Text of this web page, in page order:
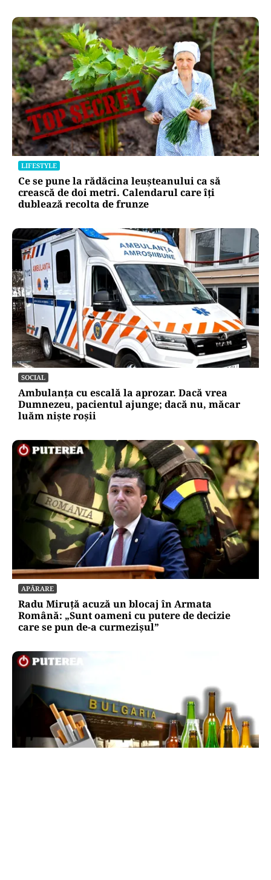
LIFESTYLE
Ce se pune la rădăcina leușteanului ca să
crească de doi metri. Calendarul care îți
dublează recolta de frunze
SOCIAL
Ambulanța cu escală la aprozar. Dacă vrea
Dumnezeu, pacientul ajunge; dacă nu, măcar
luăm niște roșii
APĂRARE
Radu Miruță acuză un blocaj în Armata
Română: „Sunt oameni cu putere de decizie
care se pun de-a curmezișul”